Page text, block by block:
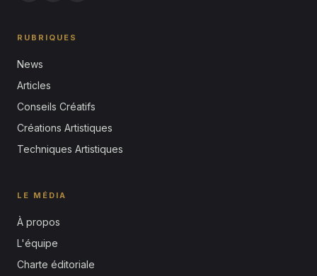
RUBRIQUES
News
Articles
Conseils Créatifs
Créations Artistiques
Techniques Artistiques
LE MÉDIA
À propos
L'équipe
Charte éditoriale